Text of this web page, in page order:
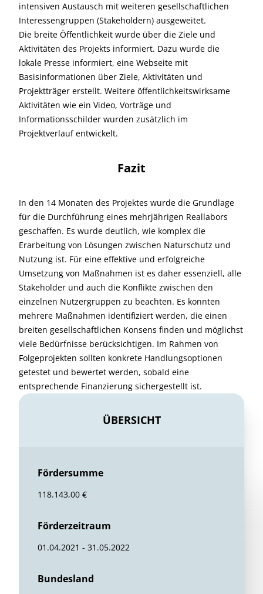
intensiven Austausch mit weiteren gesellschaftlichen
Interessengruppen (Stakeholdern) ausgeweitet.
Die breite Öffentlichkeit wurde über die Ziele und
Aktivitäten des Projekts informiert. Dazu wurde die
lokale Presse informiert, eine Webseite mit
Basisinformationen über Ziele, Aktivitäten und
Projektträger erstellt. Weitere öffentlichkeitswirksame
Aktivitäten wie ein Video, Vorträge und
Informationsschilder wurden zusätzlich im
Projektverlauf entwickelt.
Fazit
In den 14 Monaten des Projektes wurde die Grundlage
für die Durchführung eines mehrjährigen Reallabors
geschaffen. Es wurde deutlich, wie komplex die
Erarbeitung von Lösungen zwischen Naturschutz und
Nutzung ist. Für eine effektive und erfolgreiche
Umsetzung von Maßnahmen ist es daher essenziell, alle
Stakeholder und auch die Konflikte zwischen den
einzelnen Nutzergruppen zu beachten. Es konnten
mehrere Maßnahmen identifiziert werden, die einen
breiten gesellschaftlichen Konsens finden und möglichst
viele Bedürfnisse berücksichtigen. Im Rahmen von
Folgeprojekten sollten konkrete Handlungsoptionen
getestet und bewertet werden, sobald eine
entsprechende Finanzierung sichergestellt ist.
ÜBERSICHT
Fördersumme
118.143,00 €
Förderzeitraum
01.04.2021 - 31.05.2022
Bundesland